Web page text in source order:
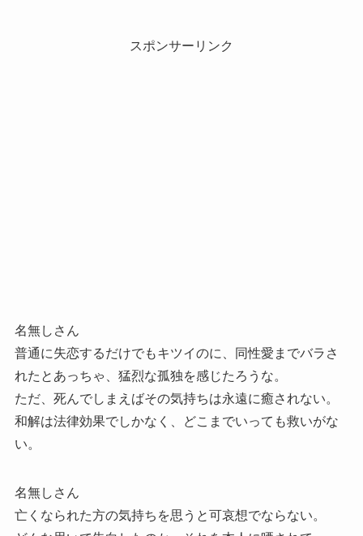
スポンサーリンク
名無しさん
普通に失恋するだけでもキツイのに、同性愛までバラさ
れたとあっちゃ、猛烈な孤独を感じたろうな。
ただ、死んでしまえばその気持ちは永遠に癒されない。
和解は法律効果でしかなく、どこまでいっても救いがな
い。
名無しさん
亡くなられた方の気持ちを思うと可哀想でならない。